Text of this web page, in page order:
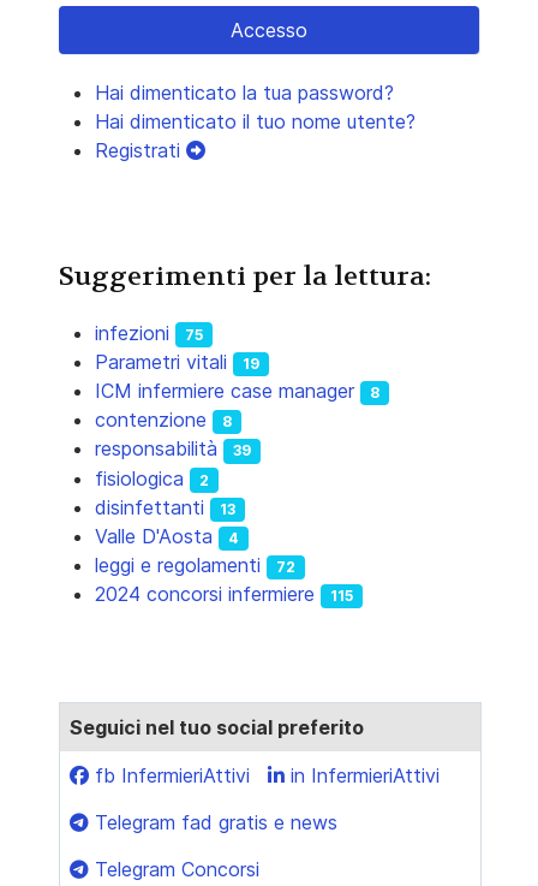
Accesso
Hai dimenticato la tua password?
Hai dimenticato il tuo nome utente?
Registrati
Suggerimenti per la lettura:
infezioni 75
Parametri vitali 19
ICM infermiere case manager 8
contenzione 8
responsabilità 39
fisiologica 2
disinfettanti 13
Valle D'Aosta 4
leggi e regolamenti 72
2024 concorsi infermiere 115
Seguici nel tuo social preferito
fb InfermieriAttivi
in InfermieriAttivi
Telegram fad gratis e news
Telegram Concorsi